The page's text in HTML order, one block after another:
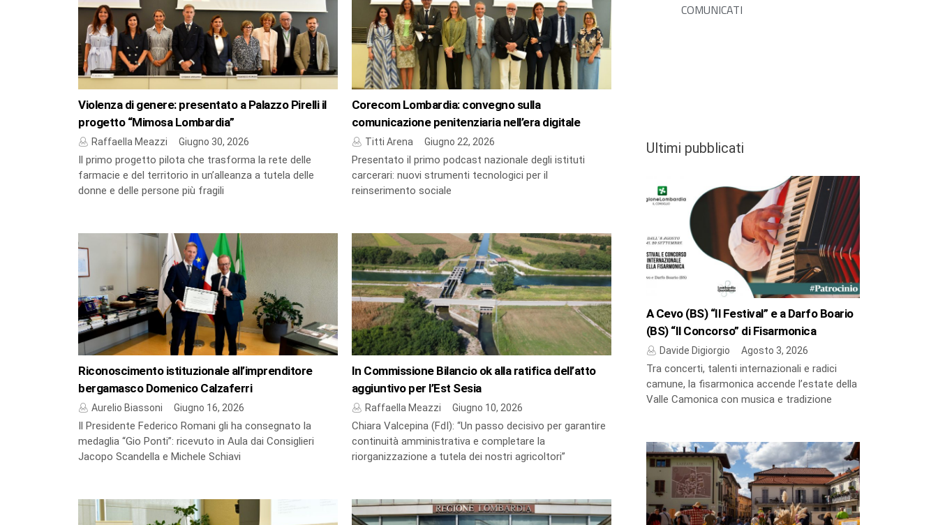
Violenza di genere: presentato a Palazzo Pirelli il
progetto “Mimosa Lombardia”
Raffaella Meazzi Giugno 30, 2026
Il primo progetto pilota che trasforma la rete delle
farmacie e del territorio in un’alleanza a tutela delle
donne e delle persone più fragili
Corecom Lombardia: convegno sulla
comunicazione penitenziaria nell’era digitale
Titti Arena Giugno 22, 2026
Presentato il primo podcast nazionale degli istituti
carcerari: nuovi strumenti tecnologici per il
reinserimento sociale
Riconoscimento istituzionale all’imprenditore
bergamasco Domenico Calzaferri
Aurelio Biassoni Giugno 16, 2026
Il Presidente Federico Romani gli ha consegnato la
medaglia “Gio Ponti”: ricevuto in Aula dai Consiglieri
Jacopo Scandella e Michele Schiavi
In Commissione Bilancio ok alla ratifica dell’atto
aggiuntivo per l’Est Sesia
Raffaella Meazzi Giugno 10, 2026
Chiara Valcepina (FdI): “Un passo decisivo per garantire
continuità amministrativa e completare la
riorganizzazione a tutela dei nostri agricoltori”
COMUNICATI
Ultimi pubblicati
A Cevo (BS) “Il Festival” e a Darfo Boario
(BS) “Il Concorso” di Fisarmonica
Davide Digiorgio Agosto 3, 2026
Tra concerti, talenti internazionali e radici
camune, la fisarmonica accende l’estate della
Valle Camonica con musica e tradizione